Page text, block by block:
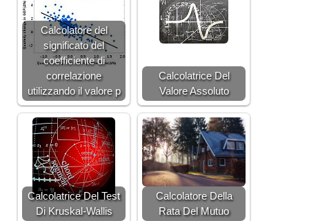
Calcolatore del
significato del
coefficiente di
correlazione
utilizzando il valore p
Calcolatrice Del
Valore Assoluto
Calcolatrice Del Test
Di Kruskal-Wallis
Calcolatore Della
Rata Del Mutuo